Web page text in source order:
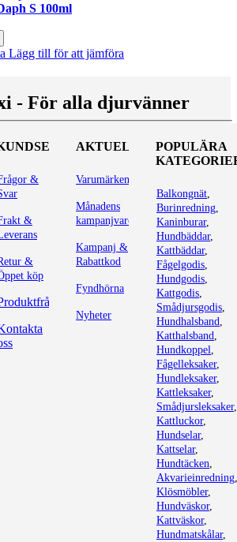
S 100ml
Lägg till för att jämföra
- För alla djurvänner
&
&
&
köp
AKTUELLT
Varumärken
Månadens
kampanjvaror
Kampanj &
Rabattkod
Fyndhörna
Nyheter
POPULÄRA
Balkongnät,
Burinredning,
Kaninburar,
Hundbäddar,
Kattbäddar,
Fågelgodis,
Hundgodis,
Kattgodis,
Smådjursgodis,
Hundhalsband,
Katthalsband,
Hundkoppel,
Fågelleksaker,
Hundleksaker,
Kattleksaker,
Smådjursleksaker,
Kattluckor,
Hundselar,
Kattselar,
Hundtäcken,
Akvarieinredning,
Klösmöbler,
Hundväskor,
Kattväskor,
Hundmatskålar,